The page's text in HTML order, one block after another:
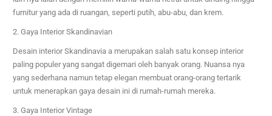
furnitur yang ada di ruangan, seperti putih, abu-abu, dan krem.
2. Gaya Interior Skandinavian
Desain interior Skandinavia a merupakan salah satu konsep interior
paling populer yang sangat digemari oleh banyak orang. Nuansa nya
yang sederhana namun tetap elegan membuat orang-orang tertarik
untuk menerapkan gaya desain ini di rumah-rumah mereka.
3. Gaya Interior Vintage